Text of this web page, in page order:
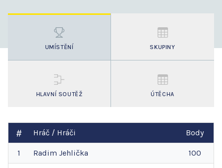
UMÍSTĚNÍ SKUPINY
HLAVNÍ SOUTĚŽ ÚTĚCHA
Hráč / Hráči Body
1 Radim Jehlička 100